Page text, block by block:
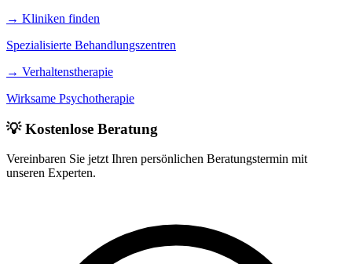
→ Kliniken finden
Spezialisierte Behandlungszentren
→ Verhaltenstherapie
Wirksame Psychotherapie
💡 Kostenlose Beratung
Vereinbaren Sie jetzt Ihren persönlichen Beratungstermin mit
unseren Experten.